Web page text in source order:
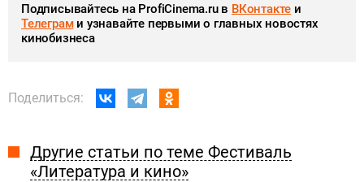
Подписывайтесь на ProfiCinema.ru в ВКонтакте и
Телеграми узнавайте первыми о главных новостях
кинобизнеса
Поделиться:
Другие статьи по теме Фестиваль
«Литература и кино»